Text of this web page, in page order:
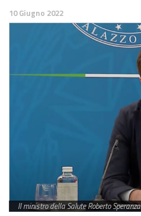
10 Giugno 2022
Il ministro della Salute Roberto Speranza